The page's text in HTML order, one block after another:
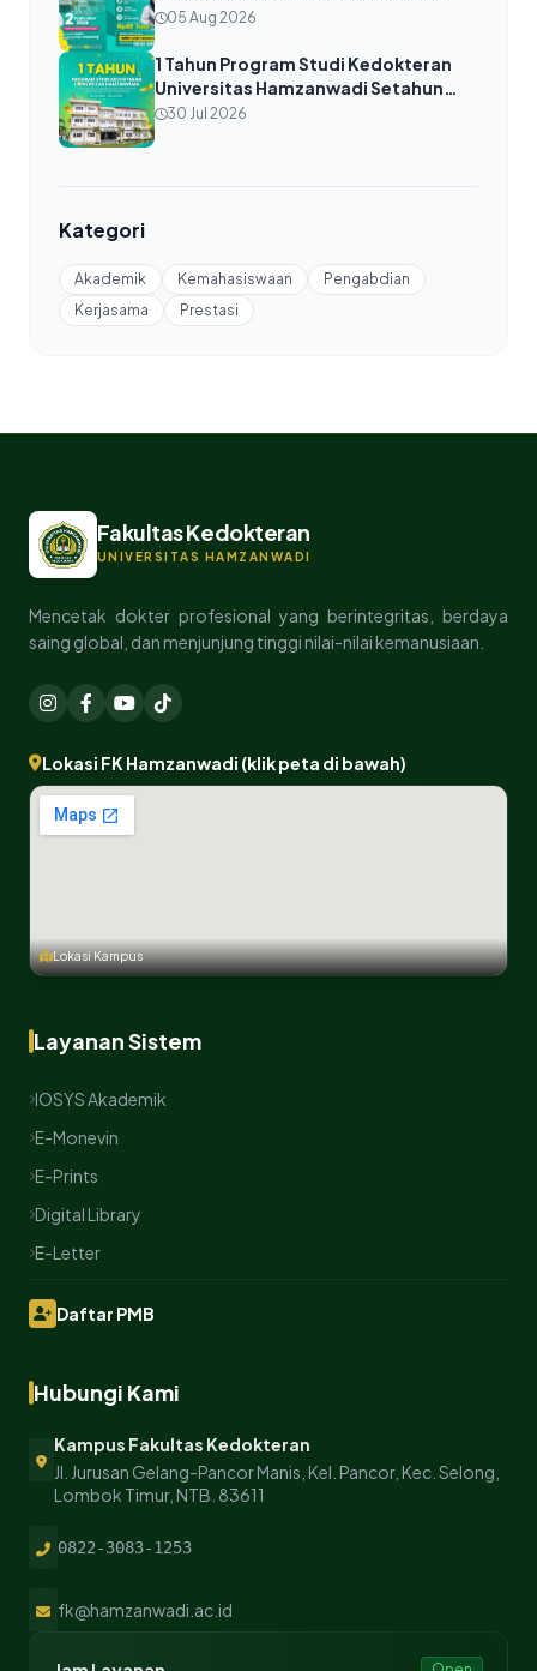
Kesempatan Kedua Calon Dokter
05 Aug 2026
1 Tahun Program Studi Kedokteran
Universitas Hamzanwadi Setahun
Bertumbuh, Melangkah Bersama
30 Jul 2026
Kategori
Akademik Kemahasiswaan
Pengabdian
Kerjasama
Prestasi
Fakultas Kedokteran
UNIVERSITAS HAMZANWADI
Mencetak dokter profesional yang berintegritas, berdaya
saing global, dan menjunjung tinggi nilai-nilai kemanusiaan.
Lokasi FK Hamzanwadi (klik peta di bawah)
Lokasi Kampus
Layanan Sistem
IOSYS Akademik
E-Monevin
E-Prints
Digital Library
E-Letter
Daftar PMB
Hubungi Kami
Kampus Fakultas Kedokteran
Jl. Jurusan Gelang-Pancor Manis, Kel. Pancor, Kec. Selong,
Lombok Timur, NTB. 83611
0822-3083-1253
fk@hamzanwadi.ac.id